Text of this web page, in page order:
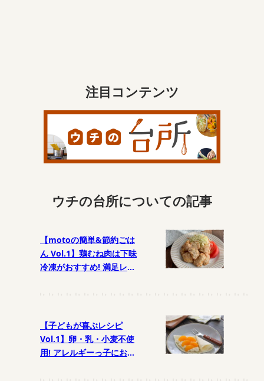
注目コンテンツ
ウチの台所についての記事
【motoの簡単&節約ごは
ん Vol.1】鶏むね肉は下味
冷凍がおすすめ! 満足レシ
【子どもが喜ぶレシピ
Vol.1】卵・乳・小麦不使
用! アレルギーっ子におす